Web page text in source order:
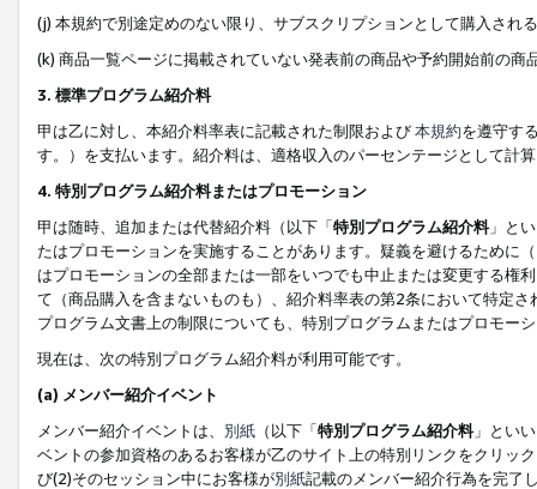
(j) 本規約で別途定めのない限り、サブスクリプションとして購入され
(k) 商品一覧ページに掲載されていない発表前の商品や予約開始前の商
3. 標準プログラム紹介料
甲は乙に対し、本紹介料率表に記載された制限および本規約を遵守す
す。）を支払います。紹介料は、適格収入のパーセンテージとして計
4. 特別プログラム紹介料またはプロモーション
甲は随時、追加または代替紹介料（以下「特別プログラム紹介料」と
たはプロモーションを実施することがあります。疑義を避けるために
はプロモーションの全部または一部をいつでも中止または変更する権
て（商品購入を含まないものも）、紹介料率表の第2条において特定
プログラム文書上の制限についても、特別プログラムまたはプロモー
現在は、次の特別プログラム紹介料が利用可能です。
(a) メンバー紹介イベント
メンバー紹介イベントは、 別紙 （以下「特別プログラム紹介料」とい
ベントの参加資格のあるお客様が乙のサイト上の特別リンクをクリッ
び(2)そのセッション中にお客様が別紙記載のメンバー紹介行為を完了